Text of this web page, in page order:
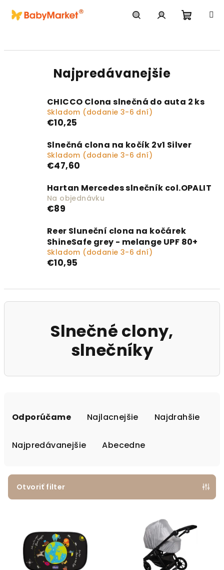
Najpredávanejšie
CHICCO Clona slnečná do auta 2 ks
Skladom (dodanie 3-6 dní)
€10,25
Slnečná clona na kočík 2v1 Silver
Skladom (dodanie 3-6 dní)
€47,60
Hartan Mercedes slnečník col.OPALIT
Na objednávku
€89
Reer Sluneční clona na kočárek
ShineSafe grey - melange UPF 80+
Skladom (dodanie 3-6 dní)
€10,95
Slnečné clony,
slnečníky
Odporúčame Najlacnejšie Najdrahšie
Najpredávanejšie Abecedne
Otvoriť filter